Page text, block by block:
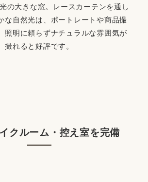
の大きな窓。レースカーテンを通し
な自然光は、ポートレートや商品撮
照明に頼らずナチュラルな雰囲気が
撮れると好評です。
クルーム・控え室を完備